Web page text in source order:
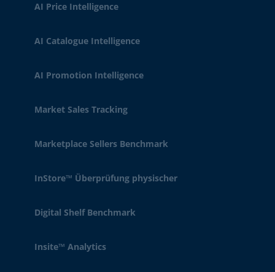
AI Price Intelligence
AI Catalogue Intelligence
AI Promotion Intelligence
Market Sales Tracking
Marketplace Sellers Benchmark
InStore™ Überprüfung physischer
Digital Shelf Benchmark
Insite™ Analytics